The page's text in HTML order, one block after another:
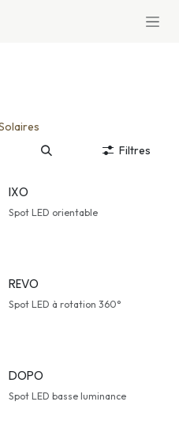
Filtres
IXO
Spot LED orientable
REVO
Spot LED à rotation 360°
DOPO
Spot LED basse luminance